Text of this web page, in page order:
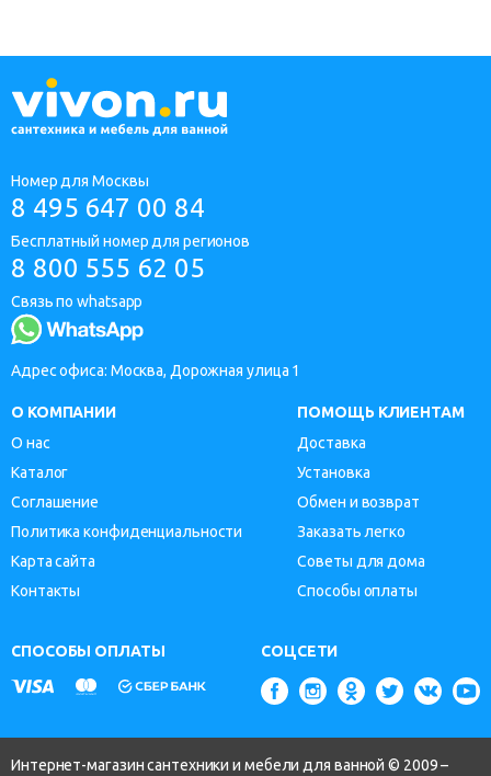
Номер для Москвы
8 495 647 00 84
Бесплатный номер для регионов
8 800 555 62 05
Связь по whatsapp
Адрес офиса: Москва, Дорожная улица 1
О КОМПАНИИ
О нас
Каталог
Соглашение
Политика конфиденциальности
Карта сайта
Контакты
ПОМОЩЬ КЛИЕНТАМ
Доставка
Установка
Обмен и возврат
Заказать легко
Советы для дома
Способы оплаты
СПОСОБЫ ОПЛАТЫ СОЦСЕТИ
Интернет-магазин сантехники и мебели для ванной © 2009 –